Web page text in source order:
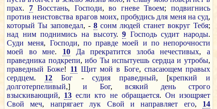
прах. 7 Восстань, Господи,во гневе Твоем;подвигнись
против неистовства врагов моих, пробудись для меня на суд,
который Ты заповедал, - 8 сонм людей станет вокруг Тебя;
над ним поднимись на высоту. 9 Господь судит народы.
Суди меня, Господи, по правде моей и по непорочности
моей
во мне. 10 Да прекратится злоба нечестивых, а
праведника подкрепи,ибо Ты испытуешь сердца и утробы,
праведный Боже! 11 Щит мой в Боге, спасающем правых
сердцем. 12 Бог-судия праведный, [крепкий
и
долготерпеливый,] и Бог, всякий день
строго
взыскивающий, 13 если кто не обращается. Он изощряет
Свой
меч, напрягает лук Свой и направляет его,
14